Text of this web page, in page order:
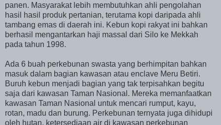
panen. Masyarakat lebih membutuhkan ahli pengolahan
hasil hasil produk pertanian, terutama kopi daripada ahli
tambang emas di daerah ini. Kebun kopi rakyat ini bahkan
berhasil mengantarkan haji massal dari Silo ke Mekkah
pada tahun 1998.
Ada 6 buah perkebunan swasta yang berhimpitan bahkan
masuk dalam bagian kawasan atau enclave Meru Betiri.
Buruh kebun menjadi bagian yang tak terpisahkan begitu
saja dari kawasan Taman Nasional. Mereka memanfaatkan
kawasan Taman Nasional untuk mencari rumput, kayu,
rotan, madu dan burung. Perkebunan ternyata juga dihidupi
oleh hutan, ketersediaan air di kawasan perkebunan